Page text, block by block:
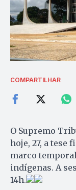
COMPARTILHAR
O Supremo
hoje, 27, a tese
marco
indígenas. A
14h.